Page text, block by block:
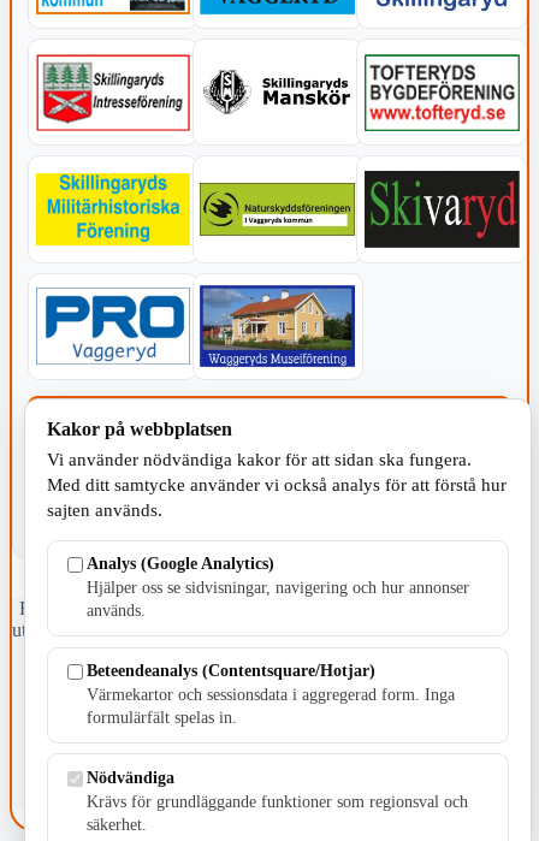
Fristående webbtidningsföretag grundat 1991 som sedan 2002 ger
ut tidningen Skillingaryd.nu och 2010 lanserades Värnamo.nu. Från
april 2026 omfattar Skillingaryd.nu tre kommuner: Gnosjö,
Värnamo och Vaggeryds kommun.
Kontakta oss
Postadress: Gisslaköp 1, 568 92 Skillingaryd
Kakinställningar
Kakor på webbplatsen
Vi använder nödvändiga kakor för att sidan ska fungera.
Med ditt samtycke använder vi också analys för att förstå hur
sajten används.
Analys (Google Analytics)
Hjälper oss se sidvisningar, navigering och hur annonser
används.
Beteendeanalys (Contentsquare/Hotjar)
Värmekartor och sessionsdata i aggregerad form. Inga
formulärfält spelas in.
Nödvändiga
Krävs för grundläggande funktioner som regionsval och
säkerhet.